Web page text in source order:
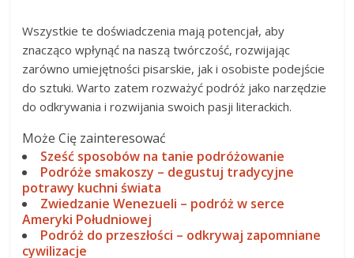
Wszystkie te doświadczenia mają potencjał, aby
znacząco wpłynąć na naszą twórczość, rozwijając
zarówno umiejętności pisarskie, jak i osobiste podejście
do sztuki. Warto zatem rozważyć podróż jako narzędzie
do odkrywania i rozwijania swoich pasji literackich.
Może Cię zainteresować
Sześć sposobów na tanie podróżowanie
Podróże smakoszy – degustuj tradycyjne
potrawy kuchni świata
Zwiedzanie Wenezueli – podróż w serce
Ameryki Południowej
Podróż do przeszłości – odkrywaj zapomniane
cywilizacje